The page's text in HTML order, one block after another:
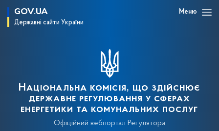
GOV.UA
Державні сайти України
Меню
Національна комісія, що здійснює
державне регулювання у сферах
енергетики та комунальних послуг
Офіційний вебпортал Регулятора